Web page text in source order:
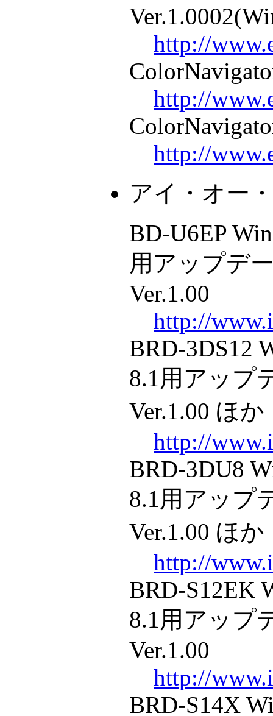
http://
http://
http://
アイ・オー
BD-U6EP
用アップデ
Ver.1.00
http://
BRD-3DS12
8.1用アップ
Ver.1.00 ほか
http://
BRD-3DU8
8.1用アップ
Ver.1.00 ほか
http://
BRD-S12EK
8.1用アップ
Ver.1.00
http://
BRD-S14X